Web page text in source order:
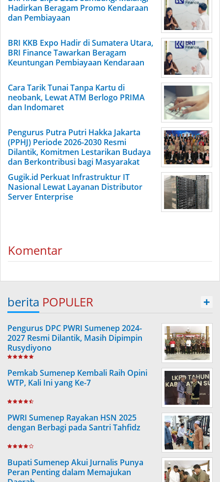
Hadirkan Beragam Promo Kendaraan
dan Pembiayaan
BRI KKB Expo Hadir di Sumatera Utara,
BRI Finance Tawarkan Beragam
Keuntungan Pembiayaan Kendaraan
Cara Tarik Tunai Tanpa Kartu di
neobank, Lewat ATM Berlogo PRIMA
dan Indomaret
Pengurus Putra Putri Hakka Jakarta
(PPHJ) Periode 2026-2030 Resmi
Dilantik, Komitmen Lestarikan Budaya
dan Berkontribusi bagi Masyarakat
Gugik.id Perkuat Infrastruktur IT
Nasional Lewat Layanan Distributor
Server Enterprise
Komentar
berita POPULER +
Pengurus DPC PWRI Sumenep 2024-
2027 Resmi Dilantik, Masih Dipimpin
Rusydiyono
Pemkab Sumenep Kembali Raih Opini
WTP, Kali Ini yang Ke-7
PWRI Sumenep Rayakan HSN 2025
dengan Berbagi pada Santri Tahfidz
Bupati Sumenep Akui Jurnalis Punya
Peran Penting dalam Memajukan